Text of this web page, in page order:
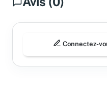
Connectez-